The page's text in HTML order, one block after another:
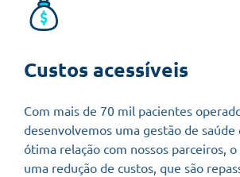
Custos acessíveis
Com mais de 70 mil pacientes
desenvolvemos uma gestão de
ótima relação com nossos parceiros,
uma redução de custos, que são